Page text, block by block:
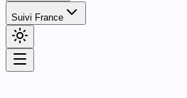
Suivi France